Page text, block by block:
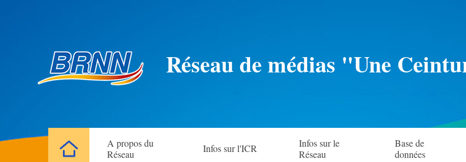
Réseau de médias "Une
A propos du
Réseau
Infos sur l'ICR
Infos sur le
Réseau
Base de
données